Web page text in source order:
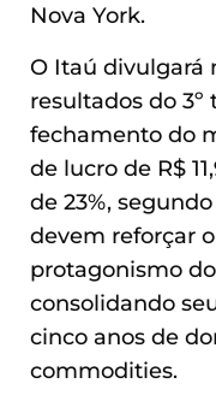
Nova York.
O Itaú divulgará
resultados do 3º
fechamento do
de lucro de R$
de 23%,
devem reforçar
protagonismo
consolidando
cinco anos de
commodities.